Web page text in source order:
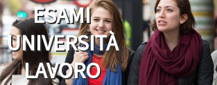
ESAMI
UNIVERSITÀ
LAVORO